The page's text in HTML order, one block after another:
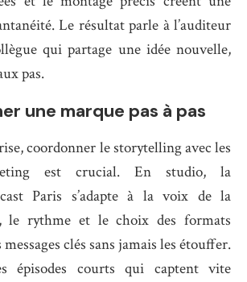
Le résultat parle à l’auditeur
qui partage une idée nouvelle,
pas.
une marque pas à pas
coordonner le storytelling avec les
est crucial. En studio, la
Paris s’adapte à la voix de la
le rythme et le choix des formats
clés sans jamais les étouffer.
épisodes courts qui captent vite